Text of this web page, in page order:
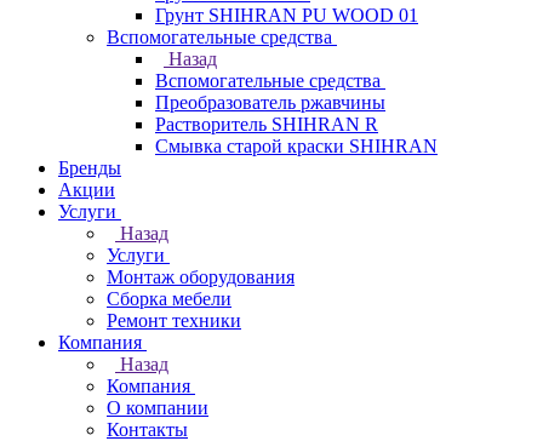
Грунт SHIHRAN PU WOOD 01
Вспомогательные средства
Назад
Вспомогательные средства
Преобразователь ржавчины
Растворитель SHIHRAN R
Смывка старой краски SHIHRAN
Бренды
Акции
Услуги
Назад
Услуги
Монтаж оборудования
Сборка мебели
Ремонт техники
Компания
Назад
Компания
О компании
Контакты